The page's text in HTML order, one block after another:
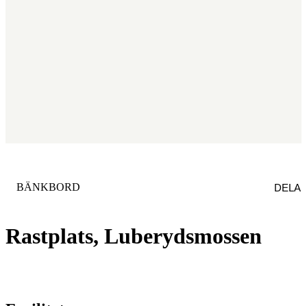
Rastplats, Luberydsmossen
KATEGORI:
BÄNKBORD DELA